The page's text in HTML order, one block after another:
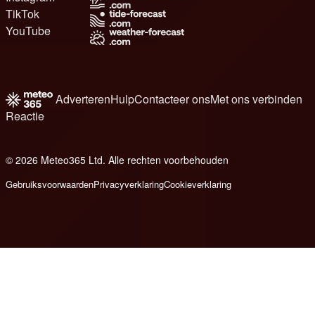
TikTok
YouTube
AdverterenHulpContacteer onsMet ons verbinden
Reactie
© 2026 Meteo365 Ltd. Alle rechten voorbehouden
GebruiksvoorwaardenPrivacyverklaringCookieverklaring